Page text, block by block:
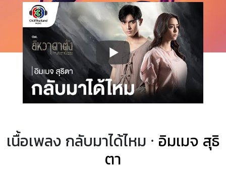
เนื้อเพลง กลับมาได้ไหม · อิมเมจ สุธิ
ตา